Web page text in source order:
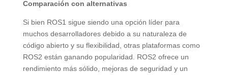
Comparación con alternativas
Si bien ROS1 sigue siendo una opción líder para
muchos desarrolladores debido a su naturaleza de
código abierto y su flexibilidad, otras plataformas como
ROS2 están ganando popularidad. ROS2 ofrece un
rendimiento más sólido, mejoras de seguridad y un